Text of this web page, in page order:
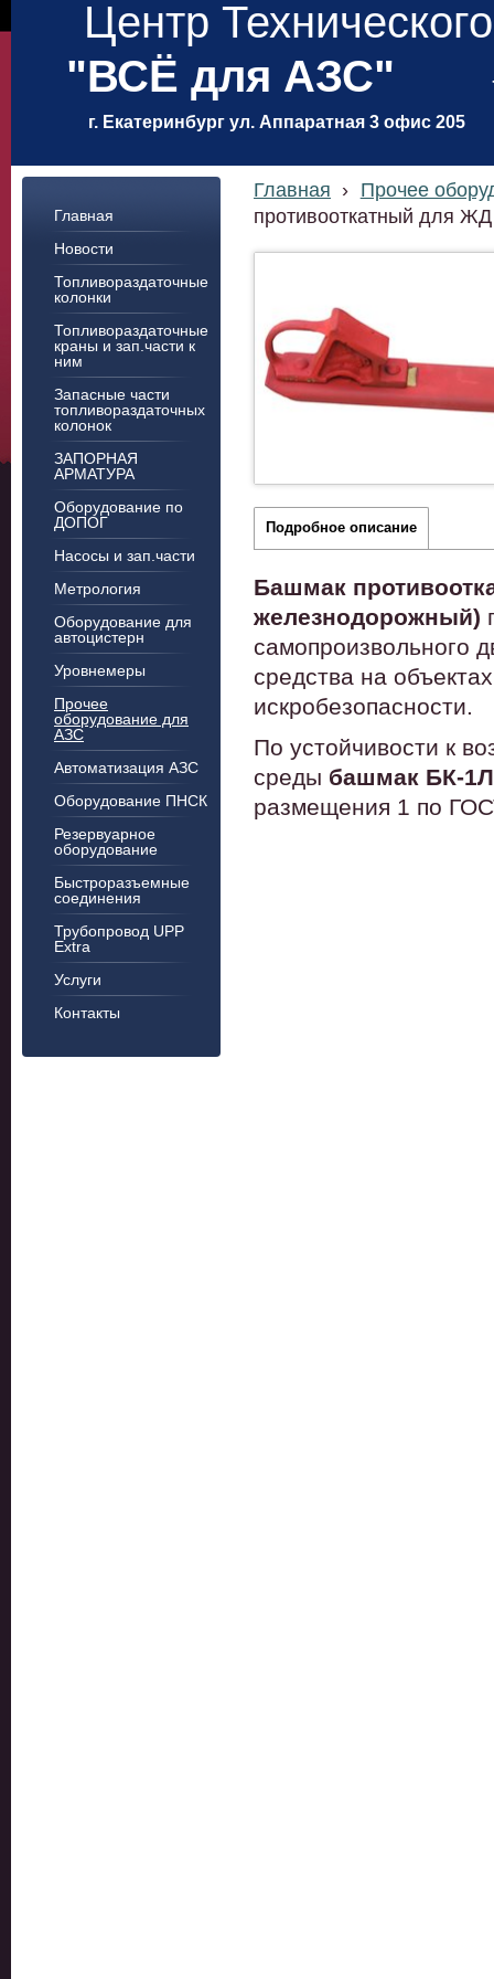
Центр
г. Екатеринбург ул. Аппаратная 3 офис 205
"ВСЁ для АЗС"
Главная
Новости
Топливораздаточные
колонки
Топливораздаточные
краны и зап.части к
ним
Запасные части
топливораздаточных
колонок
ЗАПОРНАЯ
АРМАТУРА
Оборудование по
ДОПОГ
Насосы и зап.части
Метрология
Оборудование для
автоцистерн
Уровнемеры
Прочее
оборудование для
АЗС
Автоматизация АЗС
Оборудование ПНСК
Резервуарное
оборудование
Быстроразъемные
соединения
Трубопровод UPP
Extra
Услуги
Контакты
Главная › Прочее
противооткатный для ЖД
Подробное описание
Башмак
железнодорожный)
самопроизвольного
средства на
искробезопасности.
По устойчивости к
среды башмак БК-1Л
размещения 1 по